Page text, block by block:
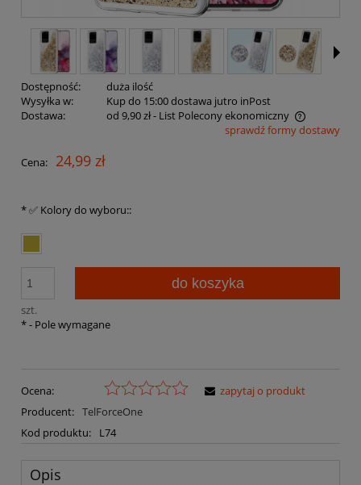
Dostępność:
duża ilość
Wysyłka w:
Kup do 15:00 dostawa jutro inPost
Dostawa:
od 9,90 zł- List Polecony ekonomiczny
Cena nie zawiera ewentualnych kosztów płatnościsprawdź formy dostawy
Cena: 24,99 zł
*✅ Kolory do wyboru::
szt.
do koszyka
*- Pole wymagane
Ocena:
Producent: TelForceOne
Kod produktu:
L74
zapytaj o produkt
Opis